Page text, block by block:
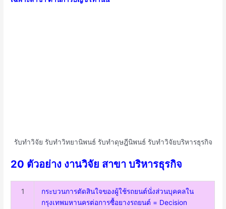
รับทำวิจัย รับทำวิทยานิพนธ์ รับทำดุษฎีนิพนธ์ รับทำวิจัยบริหารธุรกิจ
20 ตัวอย่าง งานวิจัย สาขา บริหารธุรกิจ
1
กระบวนการตัดสินใจของผู้ใช้รถยนต์นั่งส่วนบุคคลใน
กรุงเทพมหานครต่อการซื้อยางรถยนต์ = Decision